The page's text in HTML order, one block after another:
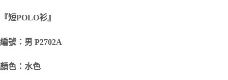
『短POLO衫』
編號：男 P2702A
顏色：水色